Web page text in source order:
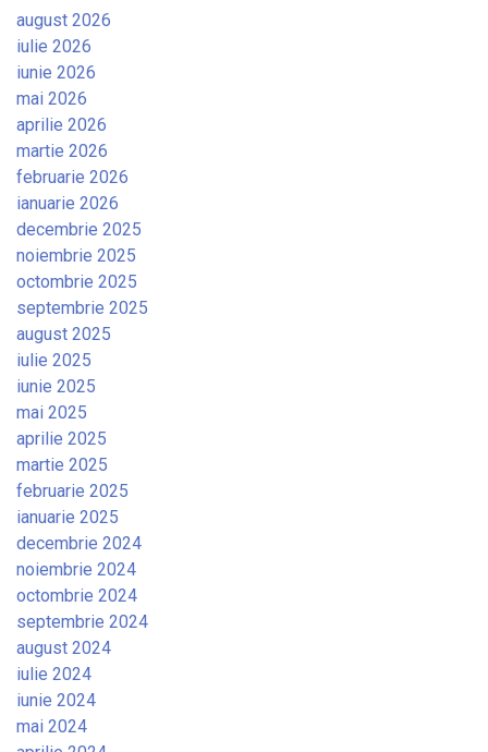
august 2026
iulie 2026
iunie 2026
mai 2026
aprilie 2026
martie 2026
februarie 2026
ianuarie 2026
decembrie 2025
noiembrie 2025
octombrie 2025
septembrie 2025
august 2025
iulie 2025
iunie 2025
mai 2025
aprilie 2025
martie 2025
februarie 2025
ianuarie 2025
decembrie 2024
noiembrie 2024
octombrie 2024
septembrie 2024
august 2024
iulie 2024
iunie 2024
mai 2024